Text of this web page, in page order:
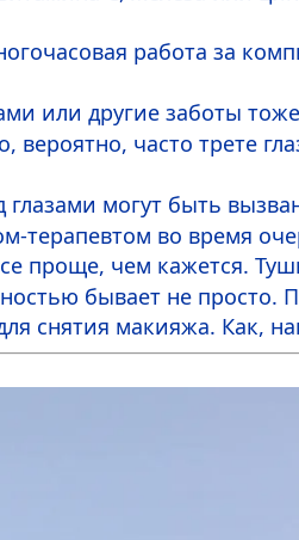
работа за
или другие заботы
вероятно, часто трете
глазами могут быть
терапевтом во время
проще, чем кажется.
бывает не просто.
снятия макияжа. Как,